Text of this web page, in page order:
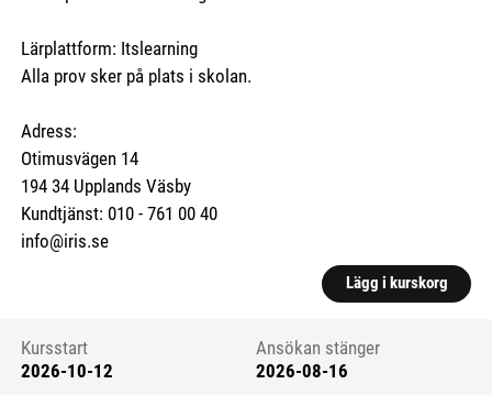
Lärplattform: Itslearning
Alla prov sker på plats i skolan.
Adress:
Otimusvägen 14
194 34 Upplands Väsby
Kundtjänst: 010 - 761 00 40
info@iris.se
Lägg i kurskorg
Kursstart 6177527
Kursstart
2026-10-12
Ansökan stänger
2026-08-16